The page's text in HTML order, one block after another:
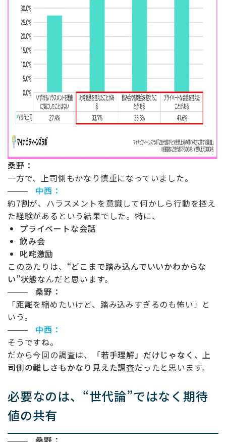
桑野：
一方で、上司側もかなり慎重になっていました。
中西：
約7割が、ハラスメントを意識して何かしら行動を控え
た経験があるという結果でした。特に、
プライベートな会話
飲み会
叱咤激励
このあたりは、 “どこまで踏み込んでいいかわからな
い”状態なんだと思います。
桑野：
「距離を縮めたいけど、踏み込みすぎるのも怖い」と
いう。
中西：
そうですね。
だから今回の調査は、
「若手理解」だけじゃなく、上
司側の難しさもかなり見えた調査だったと思います。
必要なのは、 “世代論”ではなく期待
値の共有